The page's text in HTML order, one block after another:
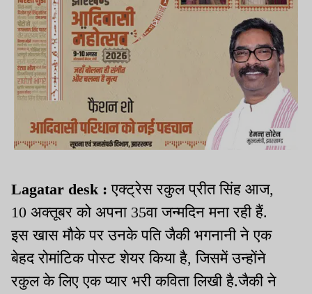
Lagatar desk : एक्ट्रेस रकुल प्रीत सिंह आज,
10 अक्तूबर को अपना 35वा जन्मदिन मना रही हैं.
इस खास मौके पर उनके पति जैकी भगनानी ने एक
बेहद रोमांटिक पोस्ट शेयर किया है, जिसमें उन्होंने
रकुल के लिए एक प्यार भरी कविता लिखी है.जैकी ने